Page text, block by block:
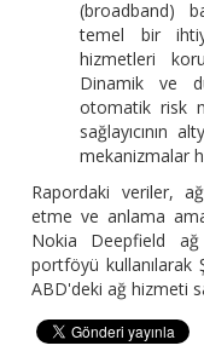
(broadband)
temel bir
hizmetleri
Dinamik ve
otomatik risk
sağlayıcının
mekanizmalar
Rapordaki veriler,
etme ve anlama
Nokia Deepfield ağ
portföyü kullanılarak
ABD'deki ağ hizmeti